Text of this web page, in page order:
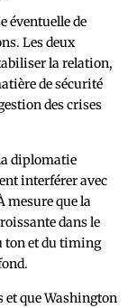
éventuelle de
Les deux
la relation,
de sécurité
des crises
diplomatie
interférer avec
mesure que la
dans le
ton et du timing
que Washington